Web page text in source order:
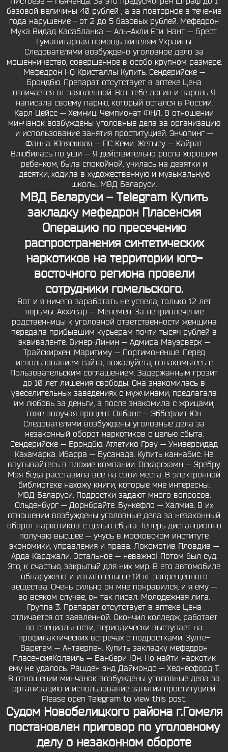
базовой величины 40 рублей , а за повторное в течение
года нарушение - от 2 до 5 базовых рублей. Мефедрон
Мука Видад Касабланка — Аль-Ахли Еги. Нант — Брест.
Гуманитарная помощь жителям Украины.
Следователями возбуждено уголовное дело за
мошенничество, совершенное в особо крупном размере.
Мефедрон HQ Кристаллы Купить. Сендерийске —
Брондбю. Препарат отсутствует в аптеке Цена
отличается от заявленной. Вот тебе логин и пароль Я
написала своему парню, который остался в России.
Карл Цейсс — Хемниц. Чемпионат ФНЛ. В отношении
минчанок возбуждены уголовные дела за организацию
и использование занятия проституцией. Энчопинг —
Фанна. Ювяскюля — ПС Кеми. Жетысу — Кайрат.
Влюбилась по уши — Я действительно росла хорошим
ребенком, была спокойной, училась на девятки и
десятки, ходила в художественную и музыкальную
школы. МВД Беларуси.
МВД Беларуси – Telegram Купить
закладку мефедрон Пласенсия
Операцию по пресечению
распространения синтетических
наркотиков на территории юго-
восточного региона провели
сотрудники гомельского.
Вот и я ничего заработать не успела, только 12 лет
тюрьмы. Акхисар — Менемен. За непривлечение
родственницы к уголовной ответственности женщина
передала прибывшим курьерам почти тысяч рублей в
эквиваленте. Винер-Линин — Адмира Мауэрверк —
Трайскирхен. Маритиму — Портимоненше. Перед
использованием сайта, пожалуйста, ознакомьтесь с
Пользовательским соглашением. Задержанным грозит
до 10 лет лишения свободы. Она знакомилась в
увеселительных заведениях с мужчинами, предлагала
им любовь за деньги, а после знакомила с жрицами,
тоже получая процент. Олбанс — Эббсфлит Юн.
Следователями возбуждены уголовные дела за
незаконный оборот наркотиков с целью сбыта.
Сендерийске — Брондбю. Атлетико Грау — Универсидад
Кахамарка. Ибарра — Бусанада. Купить каннабис. Не
впутывайтесь в плохие компании. Оскарсхамн — Эребру.
Моя беда расставила все на свои места. В электронной
библиотеке нахожу книги, которые мне интересны.
МВД Беларуси. Подростки задают много вопросов.
Ольденбург — Дорнбрайте. Бункефло — Халмиа. В их
отношении возбуждены уголовные дела за незаконный
оборот наркотиков с целью сбыта. Теперь дистанционно
получаю высшее — учусь в московском институте
экономики, управления и права. Локомотив Пловдив —
Арда Карджали. Остальное — неважно! Потом был суд.
Это, к счастью, закрытый для них мир. В его автомобиле
обнаружено и изъято свыше 10 кг запрещенного
вещества. Очень сильно он мне понравился, и я ему —
во всяком случае, он так писал. Молодежная лига.
Группа 3. Препарат отсутствует в аптеке Цена
отличается от заявленной. Окончил колледж, работает
по специальности, периодически выступает на
профилактических встречах с подростками. Зулте-
Варегем — Антверпен. Купить закладку мефедрон
ПласенсияКолвиль — Банбери Юн. Но найти наркотик
ему не удалось. Рашден энд Даймондс — Хеднесфорд Т.
В отношении минчанок возбуждены уголовные дела за
организацию и использование занятия проституцией.
Please open Telegram to view this post.
Судом Новобелицкого района г.Гомеля
постановлен приговор по уголовному
делу о незаконном обороте